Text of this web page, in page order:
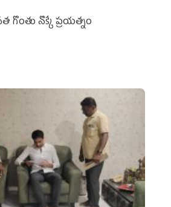
గొంతు నొక్కే ప్రయత్నం